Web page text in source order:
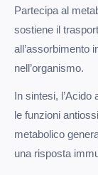
Partecipa al
sostiene il
all’assorbimento
nell’organismo.
In sintesi, l’Acido
le funzioni
metabolico
una risposta